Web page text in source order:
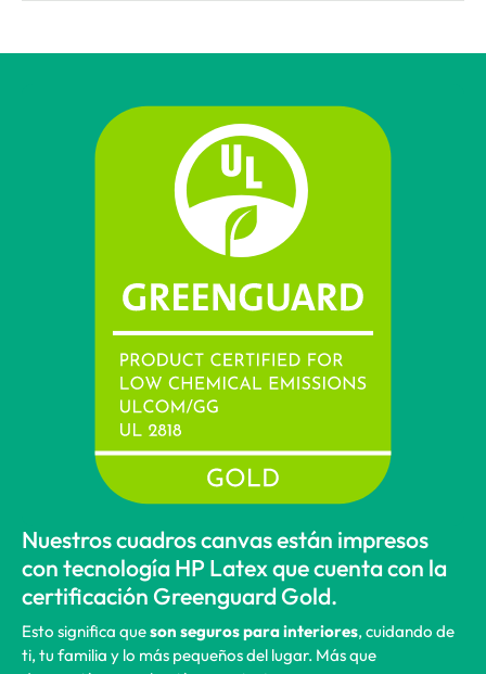
Nuestros cuadros canvas están impresos
con tecnología HP Latex que cuenta con la
certificación Greenguard Gold.
Esto significa queson seguros para interiores, cuidando de
ti, tu familia y lo más pequeños del lugar. Más que